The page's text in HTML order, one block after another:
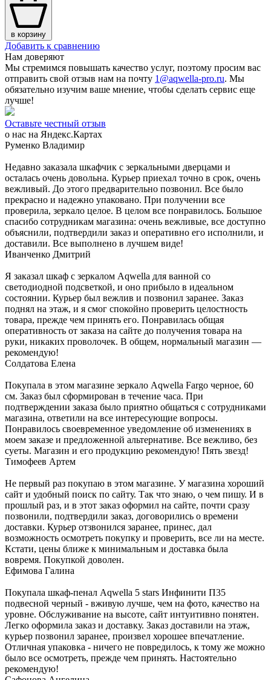
в корзину
Добавить к сравнению
Нам доверяют
Мы стремимся повышать качество услуг, поэтому просим вас
отправить свой отзыв нам на почту 1@aqwella-pro.ru. Мы
обязательно изучим ваше мнение, чтобы сделать сервис еще
лучше!
Оставьте честный отзыв
о нас на Яндекс.Картах
Руменко Владимир
Недавно заказала шкафчик с зеркальными дверцами и
осталась очень довольна. Курьер приехал точно в срок, очень
вежливый. До этого предварительно позвонил. Все было
прекрасно и надежно упаковано. При получении все
проверила, зеркало целое. В целом все понравилось. Большое
спасибо сотрудникам магазина: очень вежливые, все доступно
объяснили, подтвердили заказ и оперативно его исполнили, и
доставили. Все выполнено в лучшем виде!
Иванченко Дмитрий
Я заказал шкаф с зеркалом Aqwella для ванной со
светодиодной подсветкой, и оно прибыло в идеальном
состоянии. Курьер был вежлив и позвонил заранее. Заказ
поднял на этаж, и я смог спокойно проверить целостность
товара, прежде чем принять его. Понравилась общая
оперативность от заказа на сайте до получения товара на
руки, никаких проволочек. В общем, нормальный магазин —
рекомендую!
Солдатова Елена
Покупала в этом магазине зеркало Aqwella Fargo черное, 60
см. Заказ был сформирован в течение часа. При
подтверждении заказа было приятно общаться с сотрудниками
магазина, ответили на все интересующие вопросы.
Понравилось своевременное уведомление об изменениях в
моем заказе и предложенной альтернативе. Все вежливо, без
суеты. Магазин и его продукцию рекомендую! Пять звезд!
Тимофеев Артем
Не первый раз покупаю в этом магазине. У магазина хороший
сайт и удобный поиск по сайту. Так что знаю, о чем пишу. И в
прошлый раз, и в этот заказ оформил на сайте, почти сразу
позвонили, подтвердили заказ, договорились о времени
доставки. Курьер отзвонился заранее, принес, дал
возможность осмотреть покупку и проверить, все ли на месте.
Кстати, цены ближе к минимальным и доставка была
вовремя. Покупкой доволен.
Ефимова Галина
Покупала шкаф-пенал Aqwella 5 stars Инфинити П35
подвесной черный - вживую лучше, чем на фото, качество на
уровне. Обслуживание на высоте, сайт интуитивно понятен.
Легко оформила заказ и доставку. Заказ доставили на этаж,
курьер позвонил заранее, произвел хорошее впечатление.
Отличная упаковка - ничего не повредилось, к тому же можно
было все осмотреть, прежде чем принять. Настоятельно
рекомендую!